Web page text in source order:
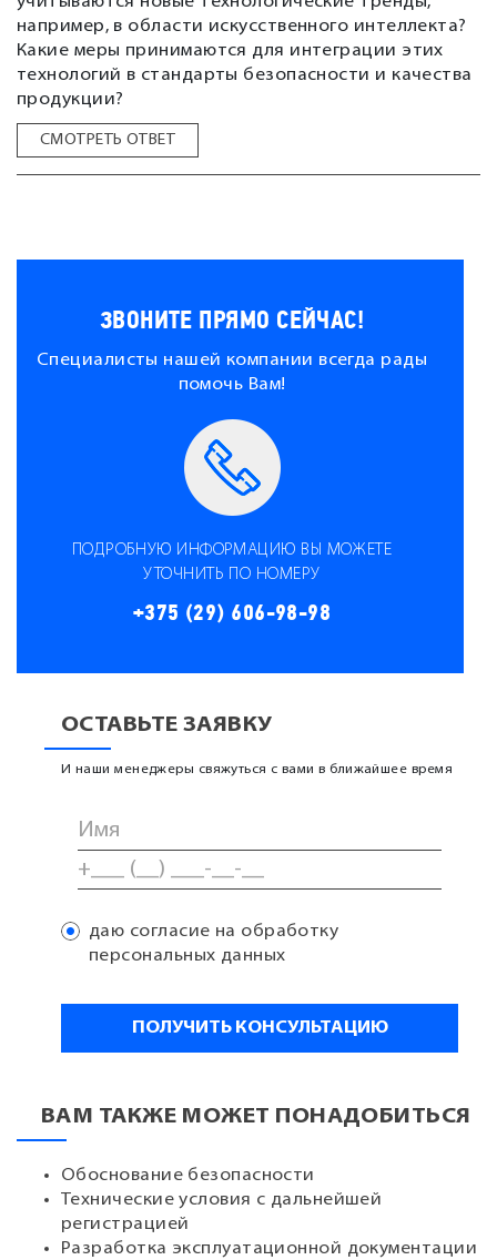
например, в области искусственного интеллекта?
Какие меры принимаются для интеграции этих
технологий в стандарты безопасности и качества
продукции?
СМОТРЕТЬ ОТВЕТ
ЗВОНИТЕ ПРЯМО СЕЙЧАС!
Специалисты нашей компании всегда рады
помочь Вам!
ПОДРОБНУЮ ИНФОРМАЦИЮ ВЫ МОЖЕТЕ
УТОЧНИТЬ ПО НОМЕРУ
+375 (29) 606-98-98
ОСТАВЬТЕ ЗАЯВКУ
И наши менеджеры свяжуться с вами в ближайшее время
даю согласие на обработку
персональных данных
ВАМ ТАКЖЕ МОЖЕТ ПОНАДОБИТЬСЯ
Обоснование безопасности
Технические условия с дальнейшей
регистрацией
Разработка эксплуатационной документации